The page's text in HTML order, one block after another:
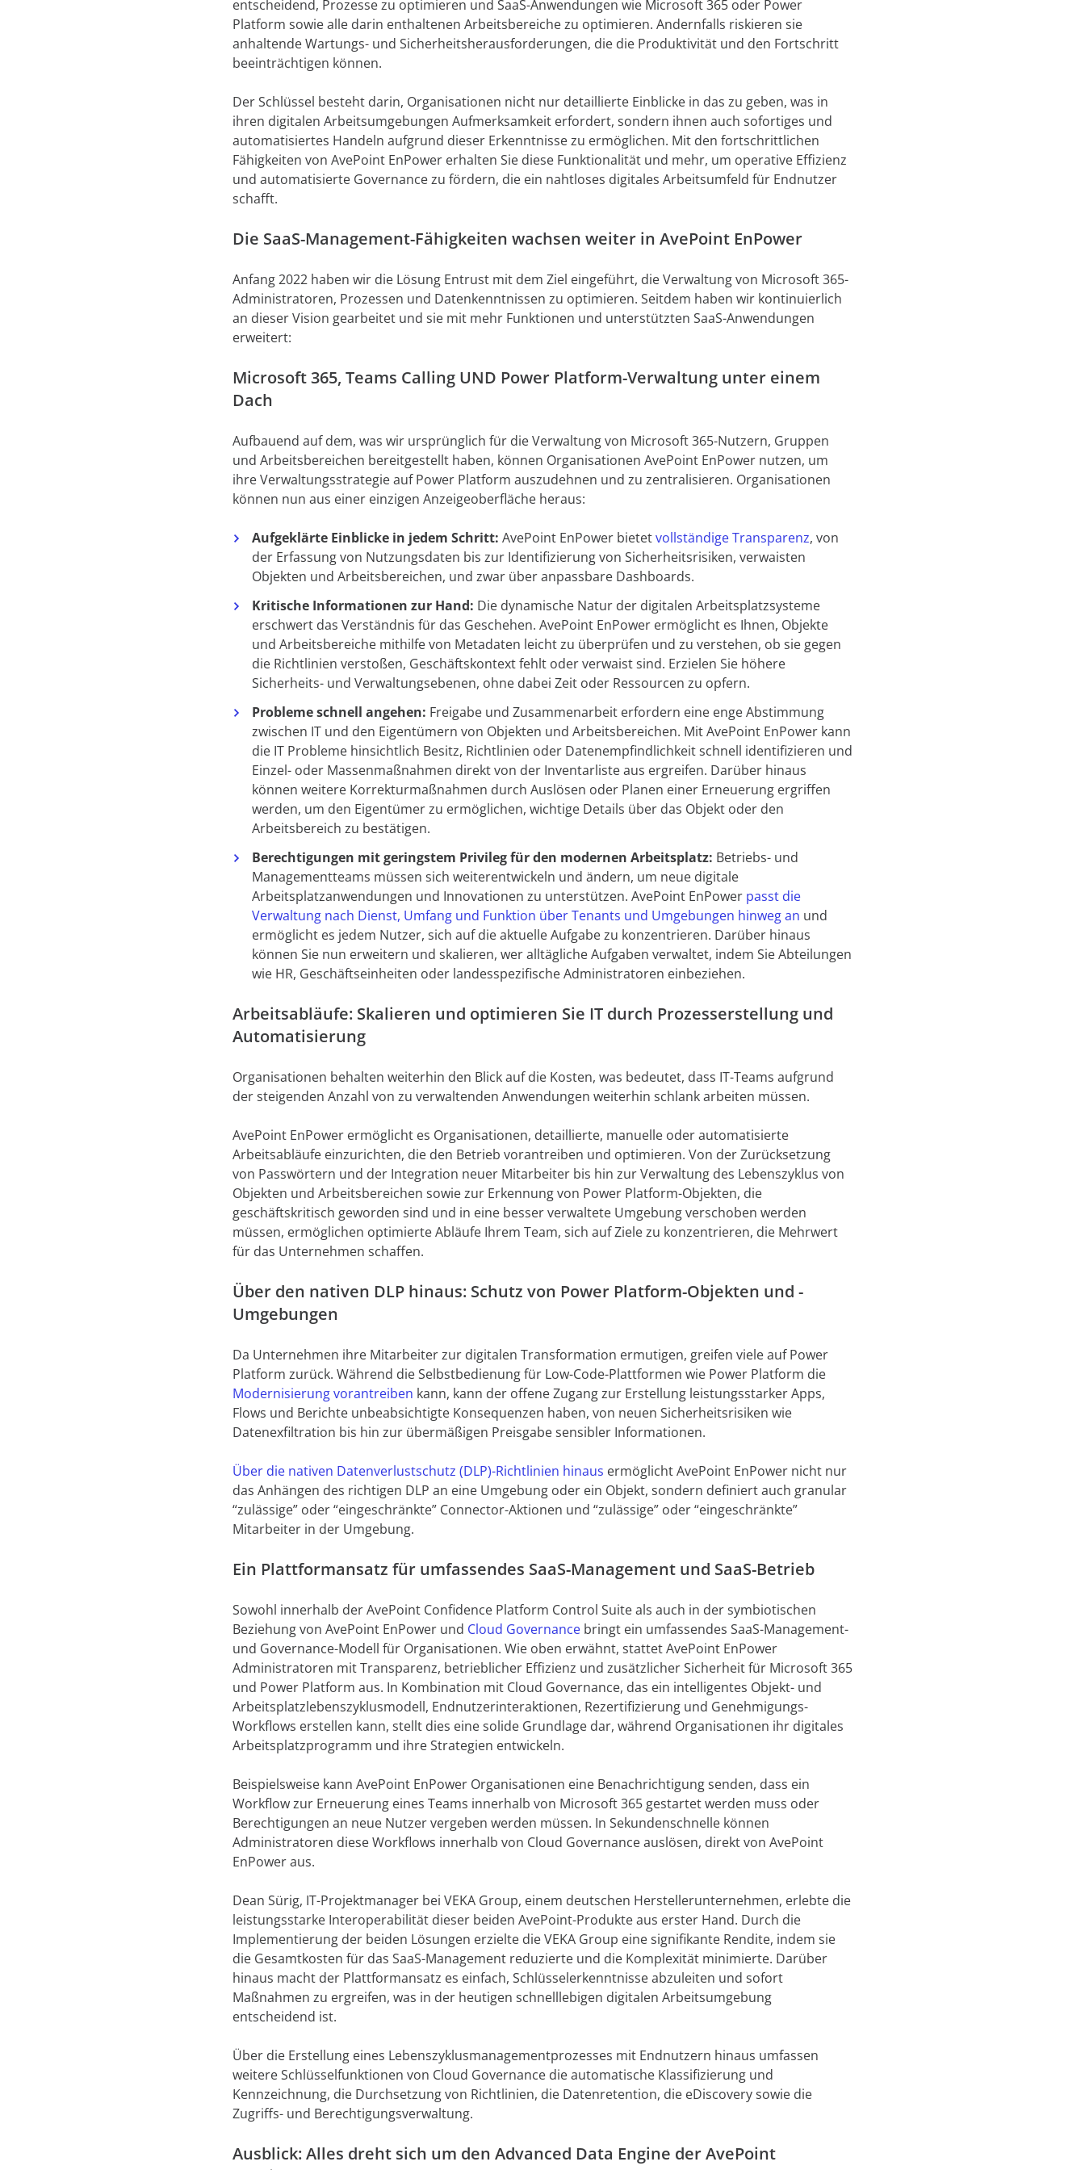
entscheidend, Prozesse zu optimieren und SaaS-Anwendungen wie Microsoft 365 oder Power
Platform sowie alle darin enthaltenen Arbeitsbereiche zu optimieren. Andernfalls riskieren sie
anhaltende Wartungs- und Sicherheitsherausforderungen, die die Produktivität und den Fortschritt
beeinträchtigen können.
Der Schlüssel besteht darin, Organisationen nicht nur detaillierte Einblicke in das zu geben, was in
ihren digitalen Arbeitsumgebungen Aufmerksamkeit erfordert, sondern ihnen auch sofortiges und
automatisiertes Handeln aufgrund dieser Erkenntnisse zu ermöglichen. Mit den fortschrittlichen
Fähigkeiten von AvePoint EnPower erhalten Sie diese Funktionalität und mehr, um operative Effizienz
und automatisierte Governance zu fördern, die ein nahtloses digitales Arbeitsumfeld für Endnutzer
schafft.
Die SaaS-Management-Fähigkeiten wachsen weiter in AvePoint EnPower
Anfang 2022 haben wir die Lösung Entrust mit dem Ziel eingeführt, die Verwaltung von Microsoft 365-
Administratoren, Prozessen und Datenkenntnissen zu optimieren. Seitdem haben wir kontinuierlich
an dieser Vision gearbeitet und sie mit mehr Funktionen und unterstützten SaaS-Anwendungen
erweitert:
Microsoft 365, Teams Calling UND Power Platform-Verwaltung unter einem
Dach
Aufbauend auf dem, was wir ursprünglich für die Verwaltung von Microsoft 365-Nutzern, Gruppen
und Arbeitsbereichen bereitgestellt haben, können Organisationen AvePoint EnPower nutzen, um
ihre Verwaltungsstrategie auf Power Platform auszudehnen und zu zentralisieren. Organisationen
können nun aus einer einzigen Anzeigeoberfläche heraus:
Aufgeklärte Einblicke in jedem Schritt: AvePoint EnPower bietetvollständige Transparenz, von
der Erfassung von Nutzungsdaten bis zur Identifizierung von Sicherheitsrisiken, verwaisten
Objekten und Arbeitsbereichen, und zwar über anpassbare Dashboards.
Kritische Informationen zur Hand: Die dynamische Natur der digitalen Arbeitsplatzsysteme
erschwert das Verständnis für das Geschehen. AvePoint EnPower ermöglicht es Ihnen, Objekte
und Arbeitsbereiche mithilfe von Metadaten leicht zu überprüfen und zu verstehen, ob sie gegen
die Richtlinien verstoßen, Geschäftskontext fehlt oder verwaist sind. Erzielen Sie höhere
Sicherheits- und Verwaltungsebenen, ohne dabei Zeit oder Ressourcen zu opfern.
Probleme schnell angehen: Freigabe und Zusammenarbeit erfordern eine enge Abstimmung
zwischen IT und den Eigentümern von Objekten und Arbeitsbereichen. Mit AvePoint EnPower kann
die IT Probleme hinsichtlich Besitz, Richtlinien oder Datenempfindlichkeit schnell identifizieren und
Einzel- oder Massenmaßnahmen direkt von der Inventarliste aus ergreifen. Darüber hinaus
können weitere Korrekturmaßnahmen durch Auslösen oder Planen einer Erneuerung ergriffen
werden, um den Eigentümer zu ermöglichen, wichtige Details über das Objekt oder den
Arbeitsbereich zu bestätigen.
Berechtigungen mit geringstem Privileg für den modernen Arbeitsplatz: Betriebs- und
Managementteams müssen sich weiterentwickeln und ändern, um neue digitale
Arbeitsplatzanwendungen und Innovationen zu unterstützen. AvePoint EnPower passt die
Verwaltung nach Dienst, Umfang und Funktion über Tenants und Umgebungen hinweg an und
ermöglicht es jedem Nutzer, sich auf die aktuelle Aufgabe zu konzentrieren. Darüber hinaus
können Sie nun erweitern und skalieren, wer alltägliche Aufgaben verwaltet, indem Sie Abteilungen
wie HR, Geschäftseinheiten oder landesspezifische Administratoren einbeziehen.
Arbeitsabläufe: Skalieren und optimieren Sie IT durch Prozesserstellung und
Automatisierung
Organisationen behalten weiterhin den Blick auf die Kosten, was bedeutet, dass IT-Teams aufgrund
der steigenden Anzahl von zu verwaltenden Anwendungen weiterhin schlank arbeiten müssen.
AvePoint EnPower ermöglicht es Organisationen, detaillierte, manuelle oder automatisierte
Arbeitsabläufe einzurichten, die den Betrieb vorantreiben und optimieren. Von der Zurücksetzung
von Passwörtern und der Integration neuer Mitarbeiter bis hin zur Verwaltung des Lebenszyklus von
Objekten und Arbeitsbereichen sowie zur Erkennung von Power Platform-Objekten, die
geschäftskritisch geworden sind und in eine besser verwaltete Umgebung verschoben werden
müssen, ermöglichen optimierte Abläufe Ihrem Team, sich auf Ziele zu konzentrieren, die Mehrwert
für das Unternehmen schaffen.
Über den nativen DLP hinaus: Schutz von Power Platform-Objekten und -
Umgebungen
Da Unternehmen ihre Mitarbeiter zur digitalen Transformation ermutigen, greifen viele auf Power
Platform zurück. Während die Selbstbedienung für Low-Code-Plattformen wie Power Platform die
Modernisierung vorantreiben kann, kann der offene Zugang zur Erstellung leistungsstarker Apps,
Flows und Berichte unbeabsichtigte Konsequenzen haben, von neuen Sicherheitsrisiken wie
Datenexfiltration bis hin zur übermäßigen Preisgabe sensibler Informationen.
Über die nativen Datenverlustschutz (DLP)-Richtlinien hinaus ermöglicht AvePoint EnPower nicht nur
das Anhängen des richtigen DLP an eine Umgebung oder ein Objekt, sondern definiert auch granular
“zulässige” oder “eingeschränkte” Connector-Aktionen und “zulässige” oder “eingeschränkte”
Mitarbeiter in der Umgebung.
Ein Plattformansatz für umfassendes SaaS-Management und SaaS-Betrieb
Sowohl innerhalb der AvePoint Confidence Platform Control Suite als auch in der symbiotischen
Beziehung von AvePoint EnPower und Cloud Governance bringt ein umfassendes SaaS-Management-
und Governance-Modell für Organisationen. Wie oben erwähnt, stattet AvePoint EnPower
Administratoren mit Transparenz, betrieblicher Effizienz und zusätzlicher Sicherheit für Microsoft 365
und Power Platform aus. In Kombination mit Cloud Governance, das ein intelligentes Objekt- und
Arbeitsplatzlebenszyklusmodell, Endnutzerinteraktionen, Rezertifizierung und Genehmigungs-
Workflows erstellen kann, stellt dies eine solide Grundlage dar, während Organisationen ihr digitales
Arbeitsplatzprogramm und ihre Strategien entwickeln.
Beispielsweise kann AvePoint EnPower Organisationen eine Benachrichtigung senden, dass ein
Workflow zur Erneuerung eines Teams innerhalb von Microsoft 365 gestartet werden muss oder
Berechtigungen an neue Nutzer vergeben werden müssen. In Sekundenschnelle können
Administratoren diese Workflows innerhalb von Cloud Governance auslösen, direkt von AvePoint
EnPower aus.
Dean Sürig, IT-Projektmanager bei VEKA Group, einem deutschen Herstellerunternehmen, erlebte die
leistungsstarke Interoperabilität dieser beiden AvePoint-Produkte aus erster Hand. Durch die
Implementierung der beiden Lösungen erzielte die VEKA Group eine signifikante Rendite, indem sie
die Gesamtkosten für das SaaS-Management reduzierte und die Komplexität minimierte. Darüber
hinaus macht der Plattformansatz es einfach, Schlüsselerkenntnisse abzuleiten und sofort
Maßnahmen zu ergreifen, was in der heutigen schnelllebigen digitalen Arbeitsumgebung
entscheidend ist.
Über die Erstellung eines Lebenszyklusmanagementprozesses mit Endnutzern hinaus umfassen
weitere Schlüsselfunktionen von Cloud Governance die automatische Klassifizierung und
Kennzeichnung, die Durchsetzung von Richtlinien, die Datenretention, die eDiscovery sowie die
Zugriffs- und Berechtigungsverwaltung.
Ausblick: Alles dreht sich um den Advanced Data Engine der AvePoint